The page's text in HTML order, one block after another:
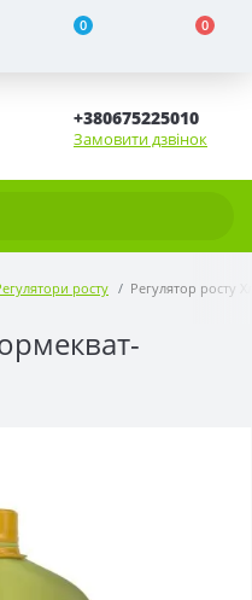
0 0
+380675225010
Замовити дзвінок
росту Регулятор росту